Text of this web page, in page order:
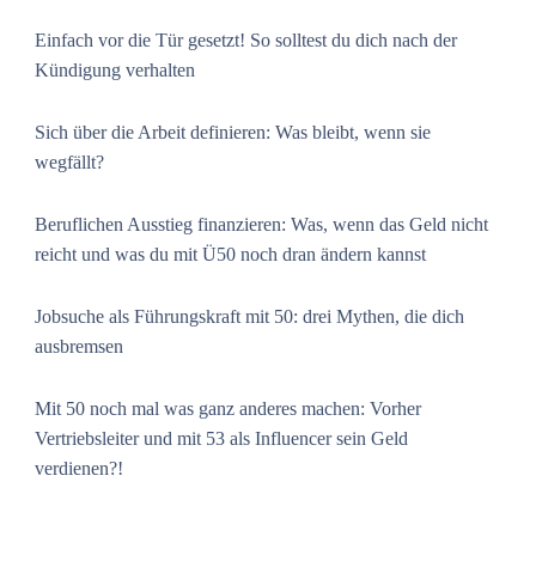
Einfach vor die Tür gesetzt! So solltest du dich nach der
Kündigung verhalten
Sich über die Arbeit definieren: Was bleibt, wenn sie
wegfällt?
Beruflichen Ausstieg finanzieren: Was, wenn das Geld nicht
reicht und was du mit Ü50 noch dran ändern kannst
Jobsuche als Führungskraft mit 50: drei Mythen, die dich
ausbremsen
Mit 50 noch mal was ganz anderes machen: Vorher
Vertriebsleiter und mit 53 als Influencer sein Geld
verdienen?!